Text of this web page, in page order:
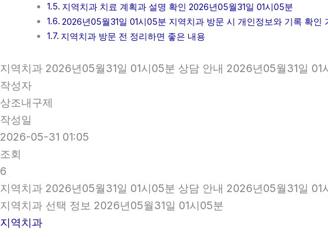
지역치과 치료 계획과 설명 확인 2026년05월31일 01시05분
2026년05월31일 01시05분 지역치과 방문 시 개인정보와 기록 확인
지역치과 방문 전 정리하면 좋은 내용
지역치과 2026년05월31일 01시05분 상담 안내 2026년05월31일 01
작성자
상조내구제
작성일
2026-05-31 01:05
조회
6
지역치과 2026년05월31일 01시05분 상담 안내 2026년05월31일 01
지역치과 선택 정보 2026년05월31일 01시05분
지역치과